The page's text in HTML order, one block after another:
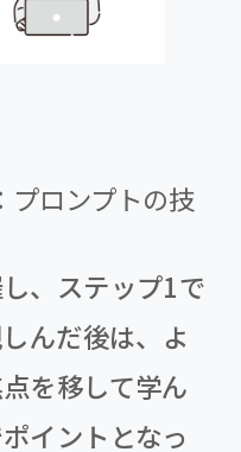
プロンプトの技
、ステップ1で
んだ後は、よ
を移して学ん
イントとなっ